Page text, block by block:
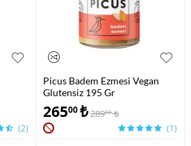
(2)
Picus Badem Ezmesi Vegan
Glutensiz 195 Gr
26500₺28900 ₺
(1)